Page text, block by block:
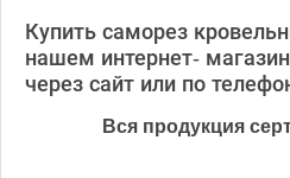
Купить саморез
нашем интернет-
через сайт или по
Вся продукция